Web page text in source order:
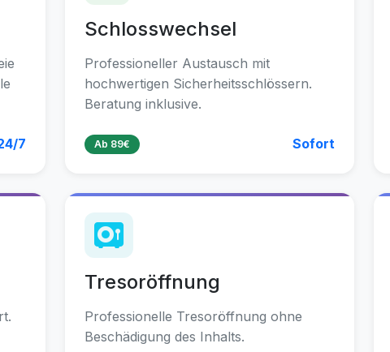
7
Schlosswechsel
Professioneller Austausch mit
hochwertigen Sicherheitsschlössern.
Beratung inklusive.
Ab 89€ Sofort
Tresoröffnung
Professionelle Tresoröffnung ohne
Beschädigung des Inhalts.